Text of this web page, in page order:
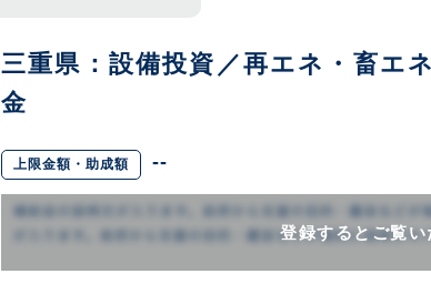
三重県：設備投資／再エネ・畜エ
金
上限金額・助成額 --
登録するとご覧